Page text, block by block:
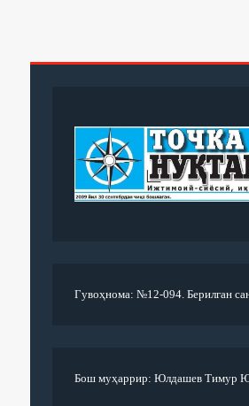
Гувоҳнома: №12-094. Берилган
Бош муҳаррир: Юлдашев Тимур